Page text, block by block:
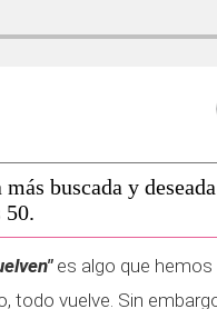
buscada y
50.
es algo que hemos
todo vuelve. Sin